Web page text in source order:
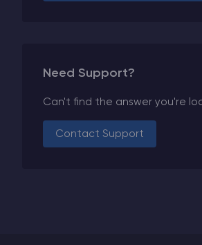
Need Support?
Can't find the answer you're
Contact Support